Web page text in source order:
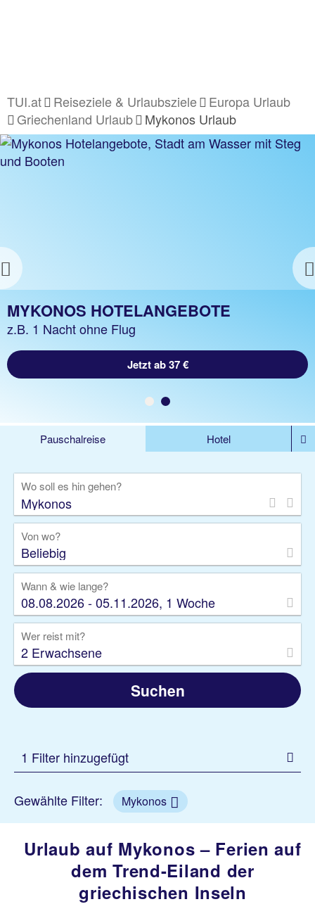
TUI.at Reiseziele & Urlaubsziele
Europa Urlaub
Griechenland Urlaub
Mykonos Urlaub
Previous
MYKONOS URLAUB
z.B. 1 Woche Hotel inkl. Flug
Jetzt ab 531 €
MYKONOS HOTELANGEBOTE
z.B. 1 Nacht ohne Flug
Jetzt ab 37 €
Pauschalreise
Hotel
Rundreise
Kreuzfahrt
Gruppenreise
Camper Privattransfer
Wo soll es hin gehen?
Von wo?
Beliebig
Wann & wie lange?
08.08.2026 - 05.11.2026, 1 Woche
Wer reist mit?
2 Erwachsene
Suchen
1 Filter hinzugefügt
Gewählte Filter: Mykonos
Urlaub auf Mykonos – Ferien auf
dem Trend-Eiland der
griechischen Inseln